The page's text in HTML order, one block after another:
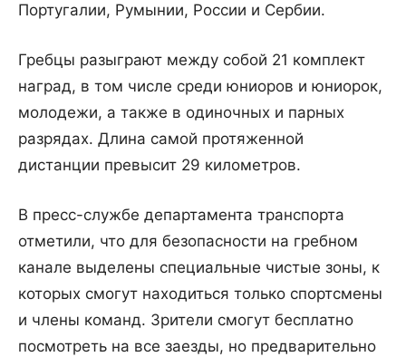
Португалии, Румынии, России и Сербии.
Гребцы разыграют между собой 21 комплект
наград, в том числе среди юниоров и юниорок,
молодежи, а также в одиночных и парных
разрядах. Длина самой протяженной
дистанции превысит 29 километров.
В пресс-службе департамента транспорта
отметили, что для безопасности на гребном
канале выделены специальные чистые зоны, к
которых смогут находиться только спортсмены
и члены команд. Зрители смогут бесплатно
посмотреть на все заезды, но предварительно